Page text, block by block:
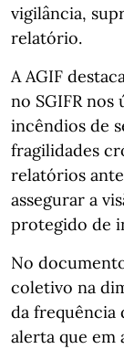
vigilância,
relatório.
A AGIF
no SGIFR nos
incêndios de
fragilidades
relatórios
assegurar a
protegido de
No
coletivo na
da frequência
alerta que em